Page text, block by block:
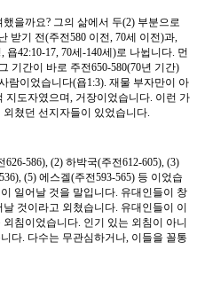
을까요? 그의 삶에서 두(2) 부분으로
받기 전(주전580 이전, 70세 이전)과,
욥42:10-17, 70세-140세)로 나뉩니다. 먼
기간이 바로 주전650-580(70년 기간)
람이었습니다(욥1:3). 재물 부자만이 아
지도자였으며, 거장이었습니다. 이런 가
쳤던 선지자들이 있었습니다.
586), (2) 하박국(주전612-605), (3)
(5) 에스겔(주전593-565) 등 이었습
일어날 것을 말입니다. 유대인들이 창
것이라고 외쳤습니다. 유대인들이 이
침이었습니다. 인기 있는 외침이 아니
다. 다수는 무관심하거나, 이들을 꼴통